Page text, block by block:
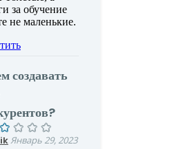
за обучение
не маленькие.
создавать
Январь 29, 2023